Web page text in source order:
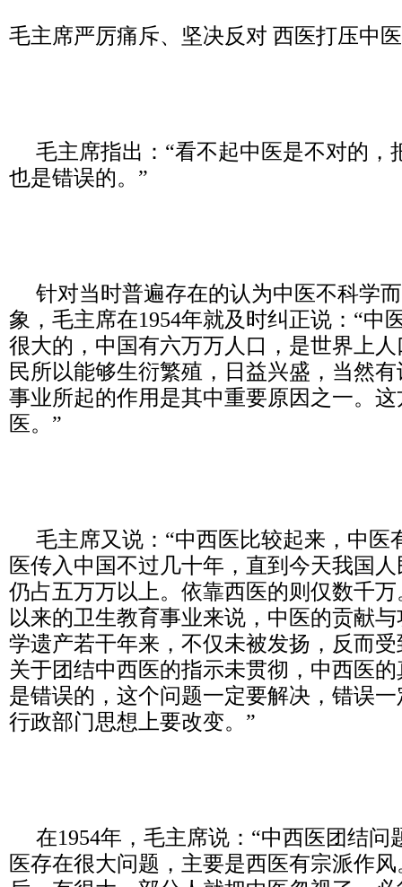
毛主席严厉痛斥、坚决反对 西医打压中
毛主席指出：“看不起中医是不对的，
也是错误的。”
针对当时普遍存在的认为中医不科学
象，毛主席在1954年就及时纠正说：“中
很大的，中国有六万万人口，是世界上
民所以能够生衍繁殖，日益兴盛，当然
事业所起的作用是其中重要原因之一。
医。”
毛主席又说：“中西医比较起来，中医
医传入中国不过几十年，直到今天我国
仍占五万万以上。依靠西医的则仅数千
以来的卫生教育事业来说，中医的贡献
学遗产若干年来，不仅未被发扬，反而
关于团结中西医的指示未贯彻，中西医
是错误的，这个问题一定要解决，错误
行政部门思想上要改变。”
在1954年，毛主席说：“中西医团结问
医存在很大问题，主要是西医有宗派作